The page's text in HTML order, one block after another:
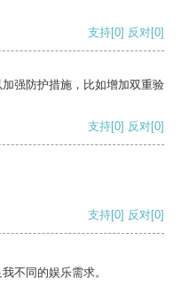
支持[0] 反对[0]
强防护措施，比如增加双重验
支持[0] 反对[0]
支持[0] 反对[0]
不同的娱乐需求。